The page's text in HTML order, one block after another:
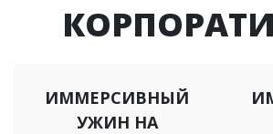
ИММЕРСИВНЫЙ
УЖИН НА